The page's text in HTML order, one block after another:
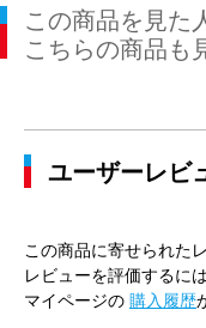
この商品を見た
こちらの商品も
ユーザーレビ
この商品に寄せられた
レビューを評価するには
マイページの 購入履歴